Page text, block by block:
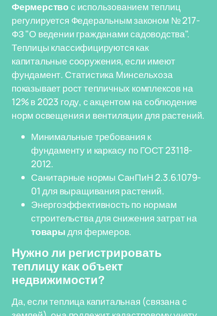
Фермерствос использованием теплиц
регулируется Федеральным законом № 217-
ФЗ "О ведении гражданами садоводства".
Теплицы классифицируются как
капитальные сооружения, если имеют
фундамент. Статистика Минсельхоза
показывает рост тепличных комплексов на
12% в 2023 году, с акцентом на соблюдение
норм освещения и вентиляции для растений.
Минимальные требования к
фундаменту и каркасу по ГОСТ 23118-
2012.
Санитарные нормы СанПиН 2.3.6.1079-
01 для выращивания растений.
Энергоэффективность по нормам
строительства для снижения затрат на
товарыдля фермеров.
Нужно ли регистрировать
теплицу как объект
недвижимости?
Да, если теплица капитальная (связана с